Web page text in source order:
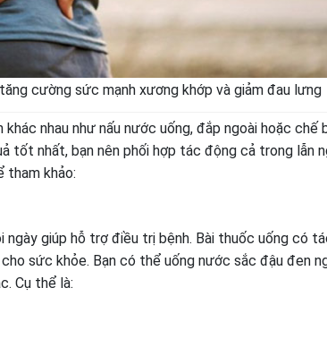
cường sức mạnh xương khớp và giảm đau lưng
nhau như nấu nước uống, đắp ngoài hoặc chế
tốt nhất, bạn nên phối hợp tác động cả trong lẫn
tham khảo:
giúp hỗ trợ điều trị bệnh. Bài thuốc uống có
sức khỏe. Bạn có thể uống nước sắc đậu đen
Cụ thể là: